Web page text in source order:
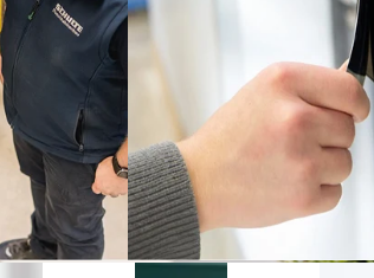
wir. Wir
weil Sie die entsprechenden Cookies nicht